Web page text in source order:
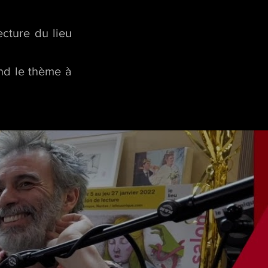
du lieu
le thème à